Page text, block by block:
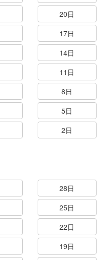
20日
17日
14日
11日
8日
5日
2日
28日
25日
22日
19日